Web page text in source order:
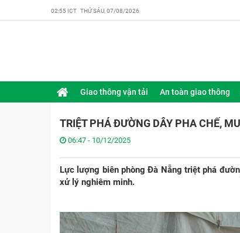
02:55 ICT THỨ SÁU, 07/08/2026
Giao thông vận tải An toàn giao thông
TRIỆT PHÁ ĐƯỜNG DÂY PHA CHẾ,
06:47 - 10/12/2025
Lực lượng biên phòng Đà Nẵng triệt phá
xử lý nghiêm minh.